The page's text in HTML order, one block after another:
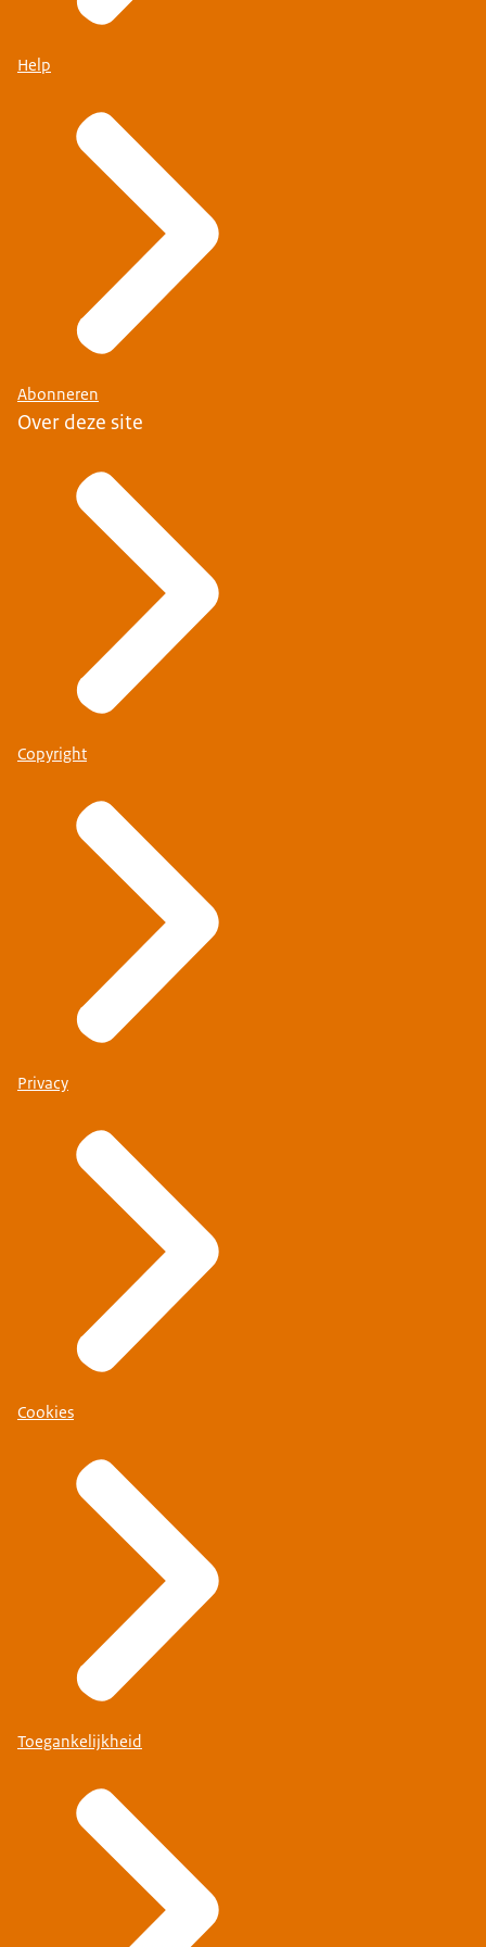
Help
Abonneren
Over deze site
Copyright
Privacy
Cookies
Toegankelijkheid